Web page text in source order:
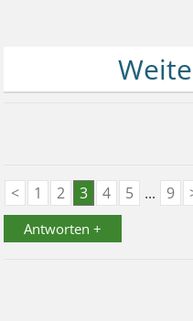
< 1 2 3 4 5 ... 9
Antworten +